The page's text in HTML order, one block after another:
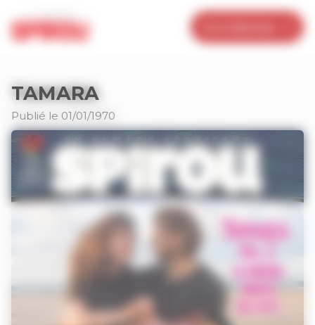
TAMARA
Publié le 01/01/1970